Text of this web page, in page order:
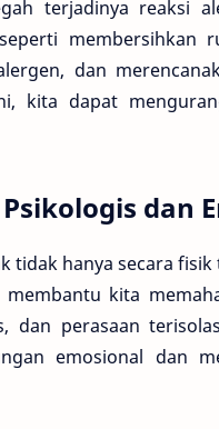
terjadinya reaksi
membersihkan
dan
kita dapat
dan
tidak hanya secara
kita
dan perasaan
emosional dan